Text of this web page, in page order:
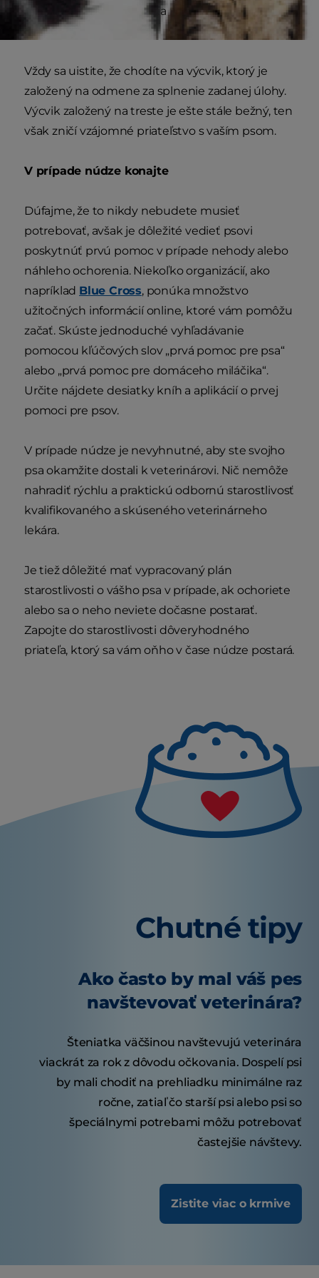
každá spoločná interakcia zábavnejšia pre vás
oboch.
Vždy sa uistite, že chodíte na výcvik, ktorý je
založený na odmene za splnenie zadanej úlohy.
Výcvik založený na treste je ešte stále bežný, ten
však zničí vzájomné priateľstvo s vaším psom.
V prípade núdze konajte
Dúfajme, že to nikdy nebudete musieť
potrebovať, avšak je dôležité vedieť psovi
poskytnúť prvú pomoc v prípade nehody alebo
náhleho ochorenia. Niekoľko organizácií, ako
napríklad Blue Cross, ponúka množstvo
užitočných informácií online, ktoré vám pomôžu
začať. Skúste jednoduché vyhľadávanie
pomocou kľúčových slov „prvá pomoc pre psa“
alebo „prvá pomoc pre domáceho miláčika“.
Určite nájdete desiatky kníh a aplikácií o prvej
pomoci pre psov.
V prípade núdze je nevyhnutné, aby ste svojho
psa okamžite dostali k veterinárovi. Nič nemôže
nahradiť rýchlu a praktickú odbornú starostlivosť
kvalifikovaného a skúseného veterinárneho
lekára.
Je tiež dôležité mať vypracovaný plán
starostlivosti o vášho psa v prípade, ak ochoriete
alebo sa o neho neviete dočasne postarať.
Zapojte do starostlivosti dôveryhodného
priateľa, ktorý sa vám oňho v čase núdze postará.
Chutné tipy
Ako často by mal váš pes
navštevovať veterinára?
Šteniatka väčšinou navštevujú veterinára
viackrát za rok z dôvodu očkovania. Dospelí psi
by mali chodiť na prehliadku minimálne raz
ročne, zatiaľ čo starší psi alebo psi so
špeciálnymi potrebami môžu potrebovať
častejšie návštevy.
Zistite viac o krmive